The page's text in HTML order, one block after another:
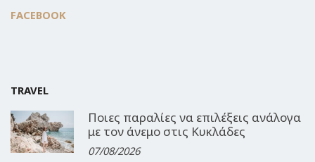
FACEBOOK
TRAVEL
Ποιες παραλίες να επιλέξεις ανάλογα
με τον άνεμο στις Κυκλάδες
07/08/2026